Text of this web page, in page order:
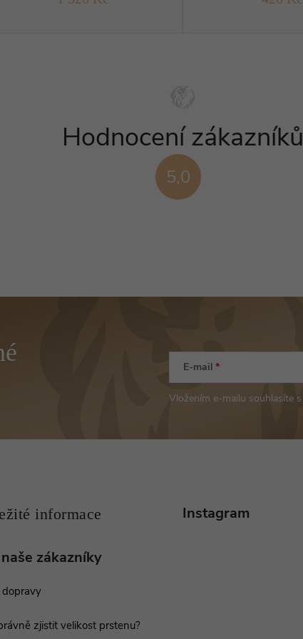
5,0
Hodnocení zákazníků
E-mail
Vložením e-mailu souhlasíte s
zákazníky
dopravy
zjistit velikost prstenu?
Instagram